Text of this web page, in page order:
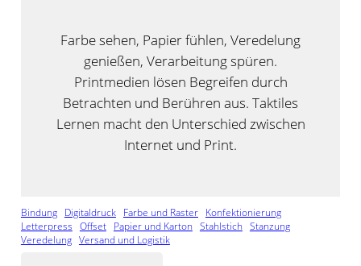
Farbe sehen, Papier fühlen, Veredelung
genießen, Verarbeitung spüren.
Printmedien lösen Begreifen durch
Betrachten und Berühren aus. Taktiles
Lernen macht den Unterschied zwischen
Internet und Print.
Bindung Digitaldruck Farbe und Raster Konfektionierung
Letterpress Offset Papier und Karton Stahlstich Stanzung
Veredelung Versand und Logistik